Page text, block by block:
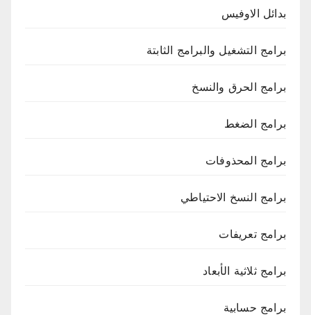
بدائل الاوفيس
برامج التشغيل والبرامج الثابتة
برامج الحرق والنسخ
برامج الضغط
برامج المحذوفات
برامج النسخ الاحتياطي
برامج تعريفات
برامج ثلاثية الأبعاد
برامج حسابية